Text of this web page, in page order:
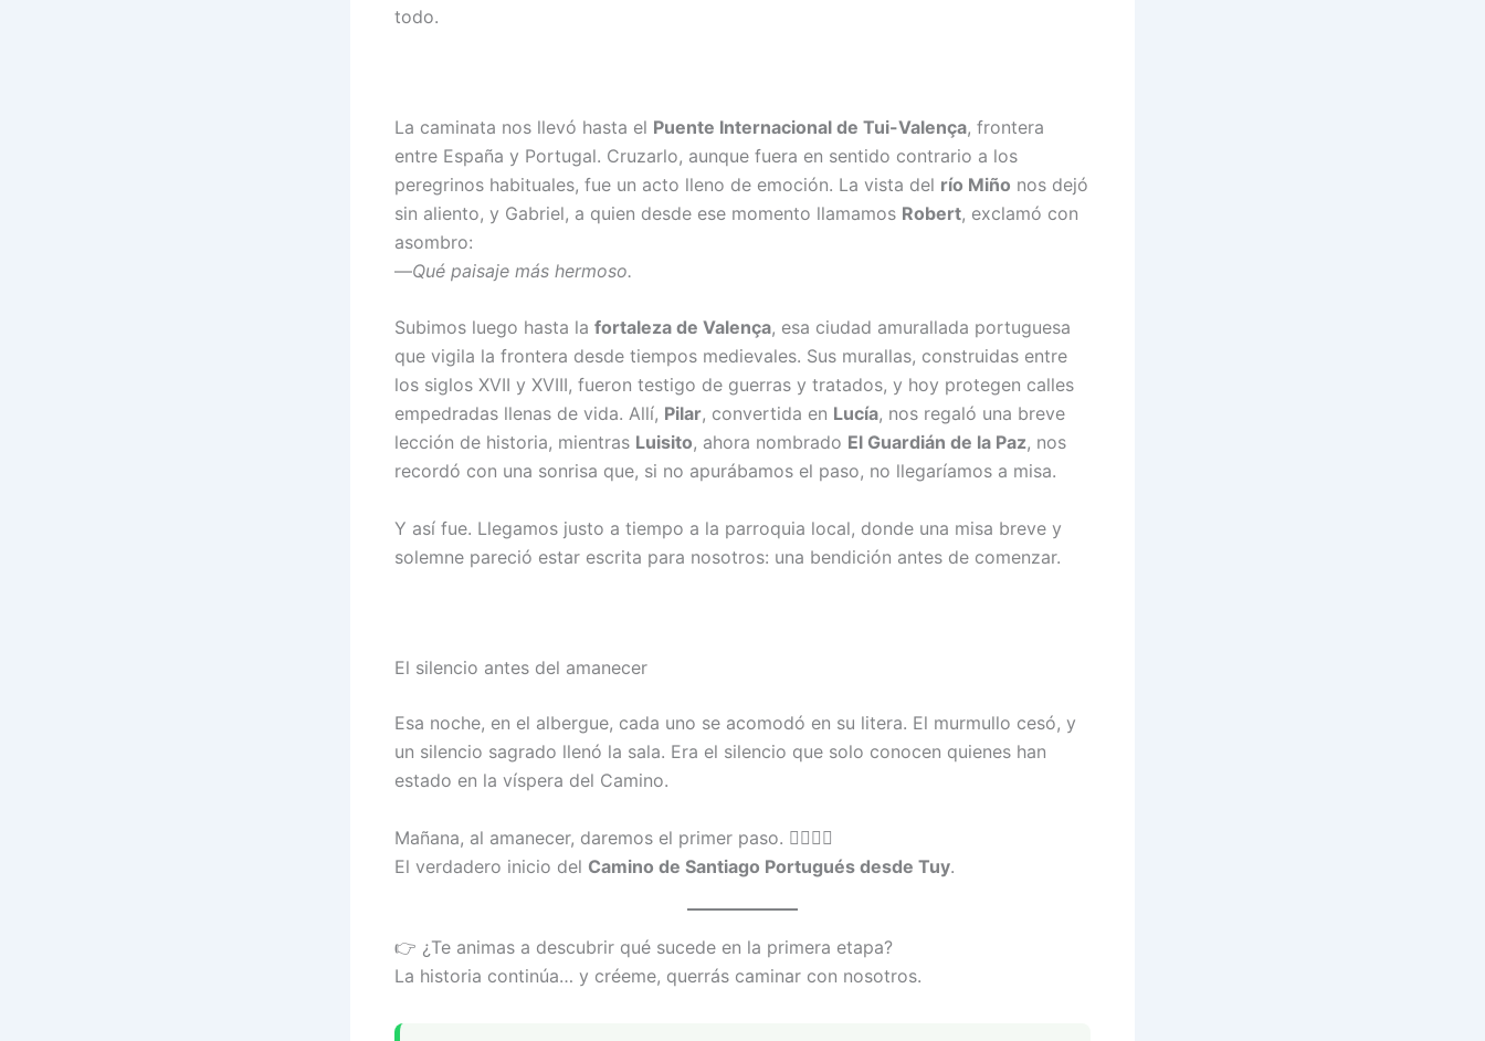
todo.
La caminata nos llevó hasta el Puente Internacional de Tui-Valença, frontera
entre España y Portugal. Cruzarlo, aunque fuera en sentido contrario a los
peregrinos habituales, fue un acto lleno de emoción. La vista del río Miño nos dejó
sin aliento, y Gabriel, a quien desde ese momento llamamos Robert, exclamó con
asombro:
—Qué paisaje más hermoso.
Subimos luego hasta la fortaleza de Valença, esa ciudad amurallada portuguesa
que vigila la frontera desde tiempos medievales. Sus murallas, construidas entre
los siglos XVII y XVIII, fueron testigo de guerras y tratados, y hoy protegen calles
empedradas llenas de vida. Allí, Pilar, convertida en Lucía, nos regaló una breve
lección de historia, mientras Luisito, ahora nombrado El Guardián de la Paz, nos
recordó con una sonrisa que, si no apurábamos el paso, no llegaríamos a misa.
Y así fue. Llegamos justo a tiempo a la parroquia local, donde una misa breve y
solemne pareció estar escrita para nosotros: una bendición antes de comenzar.
El silencio antes del amanecer
Esa noche, en el albergue, cada uno se acomodó en su litera. El murmullo cesó, y
un silencio sagrado llenó la sala. Era el silencio que solo conocen quienes han
estado en la víspera del Camino.
Mañana, al amanecer, daremos el primer paso. 🚶‍♂️🚶‍♀️
El verdadero inicio del Camino de Santiago Portugués desde Tuy.
👉 ¿Te animas a descubrir qué sucede en la primera etapa?
La historia continúa… y créeme, querrás caminar con nosotros.